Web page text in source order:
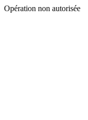
Opération non autorisée